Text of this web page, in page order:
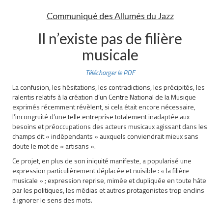
Communiqué des Allumés du Jazz
Il n’existe pas de filière
musicale
Télécharger le PDF
La confusion, les hésitations, les contradictions, les précipités, les
ralentis relatifs à la création d’un Centre National de la Musique
exprimés récemment révèlent, si cela était encore nécessaire,
l’incongruité d’une telle entreprise totalement inadaptée aux
besoins et préoccupations des acteurs musicaux agissant dans les
champs dit « indépendants » auxquels conviendrait mieux sans
doute le mot de « artisans ».
Ce projet, en plus de son iniquité manifeste, a popularisé une
expression particulièrement déplacée et nuisible : « la filière
musicale » ; expression reprise, mimée et dupliquée en toute hâte
par les politiques, les médias et autres protagonistes trop enclins
à ignorer le sens des mots.